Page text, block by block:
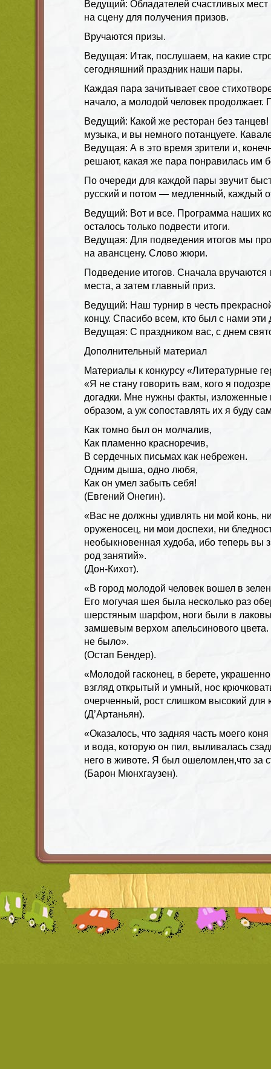
Ведущий: Обладателей счастливых
на сцену для получения призов.
Вручаются призы.
Ведущая: Итак, послушаем, на какие
сегодняшний праздник наши пары.
Каждая пара зачитывает свое
начало, а молодой человек продолжает.
Ведущий: Какой же ресторан без танцев!
музыка, и вы немного потанцуете.
Ведущая: А в это время зрители и,
решают, какая же пара понравилась им
По очереди для каждой пары звучит
русский и потом — медленный, каждый
Ведущий: Вот и все. Программа наших
осталось только подвести итоги.
Ведущая: Для подведения итогов мы
на авансцену. Слово жюри.
Подведение итогов. Сначала вручаются
места, а затем главный приз.
Ведущий: Наш турнир в честь
концу. Спасибо всем, кто был с нами эти
Ведущая: С праздником вас, с днем
Дополнительный материал
Материалы к конкурсу «Литературные
«Я не стану говорить вам, кого я
догадки. Мне нужны факты,
образом, а уж сопоставлять их я буду
Как томно был он молчалив,
Как пламенно красноречив,
В сердечных письмах как небрежен.
Одним дыша, одно любя,
Как он умел забыть себя!
(Евгений Онегин).
«Вас не должны удивлять ни мой конь,
оруженосец, ни мои доспехи, ни
необыкновенная худоба, ибо теперь вы
род занятий».
(Дон-Кихот).
«В город молодой человек вошел в
Его могучая шея была несколько раз
шерстяным шарфом, ноги были в
замшевым верхом апельсинового
не было».
(Остап Бендер).
«Молодой гасконец, в берете,
взгляд открытый и умный, нос
очерченный, рост слишком высокий
(Д’Артаньян).
«Оказалось, что задняя часть моего
и вода, которую он пил, выливалась
него в животе. Я был ошеломлен,что за
(Барон Мюнхгаузен).